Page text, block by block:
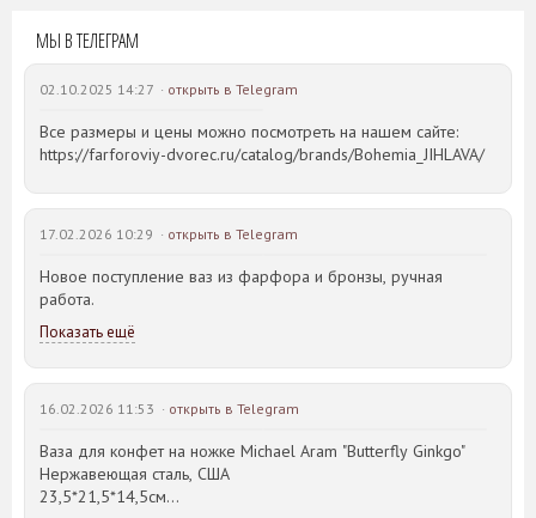
МЫ В ТЕЛЕГРАМ
02.10.2025 14:27 · открыть в Telegram
Все размеры и цены можно посмотреть на нашем сайте:
https://farforoviy-dvorec.ru/catalog/brands/Bohemia_JIHLAVA/
17.02.2026 10:29 · открыть в Telegram
Новое поступление ваз из фарфора и бронзы, ручная
работа.
Показать ещё
16.02.2026 11:53 · открыть в Telegram
Ваза для конфет на ножке Michael Aram "Butterfly Ginkgo"
Нержавеющая сталь, США
23,5*21,5*14,5см